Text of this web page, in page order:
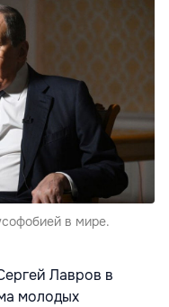
в мире.
Лавров в
молодых